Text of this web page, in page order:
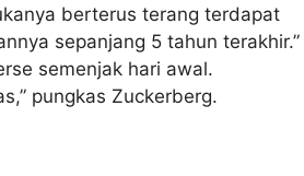
berterus terang terdapat
sepanjang 5 tahun terakhir.”
semenjak hari awal.
pungkas Zuckerberg.